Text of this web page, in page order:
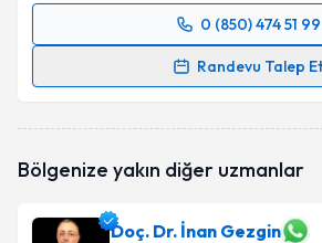
0 (850) 474 51 99
Randevu Talep Et
Randevu Takvimi Talebi
talebi oluşturun. Size bu uzmandan
bilgilendireceğiz.
E-posta Adresiniz
Bölgenize yakın diğer uzmanlar
Doç. Dr. İnan Gezgin